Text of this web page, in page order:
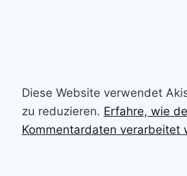
Diese Website verwendet
zu reduzieren. Erfahre, wie
Kommentardaten verarbeitet